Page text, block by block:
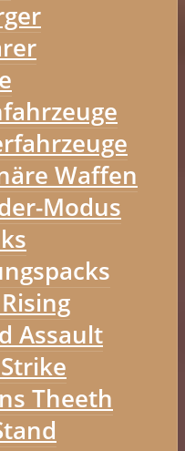
Waffen
Modus
Assault
Theeth